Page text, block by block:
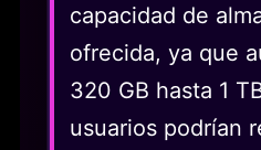
capacidad de
ofrecida, ya que
320 GB hasta 1
usuarios podrían